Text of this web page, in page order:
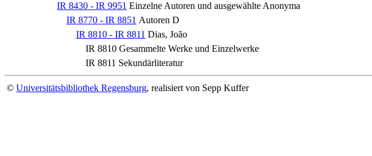
IR 8430 - IR 9951 Einzelne Autoren und ausgewählte Anonyma
IR 8770 - IR 8851 Autoren D
IR 8810 - IR 8811 Dias, João
IR 8810 Gesammelte Werke und Einzelwerke
IR 8811 Sekundärliteratur
© Universitätsbibliothek Regensburg, realisiert von Sepp Kuffer